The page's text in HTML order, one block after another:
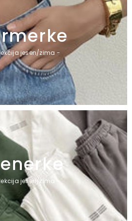
jesen/zima -
jesen/zima -